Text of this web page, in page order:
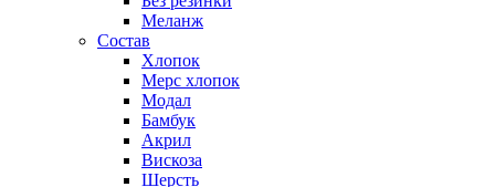
Меланж
Состав
Хлопок
Мерс хлопок
Модал
Бамбук
Акрил
Вискоза
Шерсть